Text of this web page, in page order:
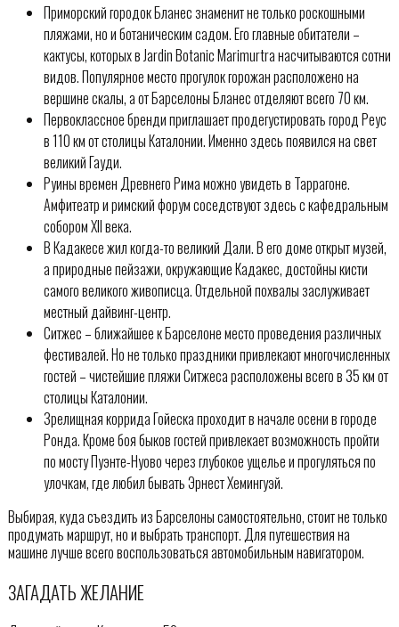
Приморский городок Бланес знаменит не только роскошными
пляжами, но и ботаническим садом. Его главные обитатели –
кактусы, которых в Jardin Botanic Marimurtra насчитываются сотни
видов. Популярное место прогулок горожан расположено на
вершине скалы, а от Барселоны Бланес отделяют всего 70 км.
Первоклассное бренди приглашает продегустировать город Реус
в 110 км от столицы Каталонии. Именно здесь появился на свет
великий Гауди.
Руины времен Древнего Рима можно увидеть в Таррагоне.
Амфитеатр и римский форум соседствуют здесь с кафедральным
собором ХII века.
В Кадакесе жил когда-то великий Дали. В его доме открыт музей,
а природные пейзажи, окружающие Кадакес, достойны кисти
самого великого живописца. Отдельной похвалы заслуживает
местный дайвинг-центр.
Ситжес – ближайшее к Барселоне место проведения различных
фестивалей. Но не только праздники привлекают многочисленных
гостей – чистейшие пляжи Ситжеса расположены всего в 35 км от
столицы Каталонии.
Зрелищная коррида Гойеска проходит в начале осени в городе
Ронда. Кроме боя быков гостей привлекает возможность пройти
по мосту Пуэнте-Нуово через глубокое ущелье и прогуляться по
улочкам, где любил бывать Эрнест Хемингуэй.
Выбирая, куда съездить из Барселоны самостоятельно, стоит не только
продумать маршрут, но и выбрать транспорт. Для путешествия на
машине лучше всего воспользоваться автомобильным навигатором.
ЗАГАДАТЬ ЖЕЛАНИЕ